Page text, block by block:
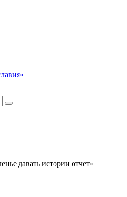
давать истории отчет»